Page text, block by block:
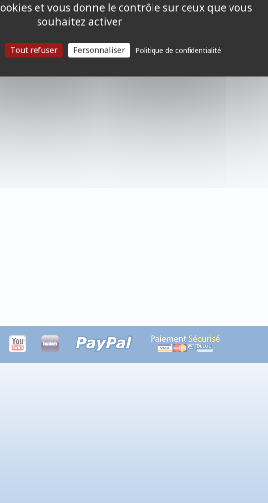
et vous donne le contrôle sur ceux que vous
souhaitez activer
Tout refuser Personnaliser Politique de confidentialité